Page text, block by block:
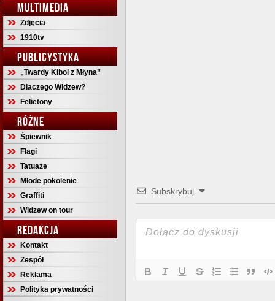
MULTIMEDIA
Zdjęcia
1910tv
PUBLICYSTYKA
„Twardy Kibol z Młyna”
Dlaczego Widzew?
Felietony
RÓŻNE
Śpiewnik
Flagi
Tatuaże
Młode pokolenie
Graffiti
Widzew on tour
REDAKCJA
Kontakt
Zespół
Reklama
Polityka prywatności
Subskrybuj